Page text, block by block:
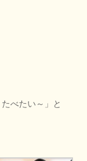
べたい～」と